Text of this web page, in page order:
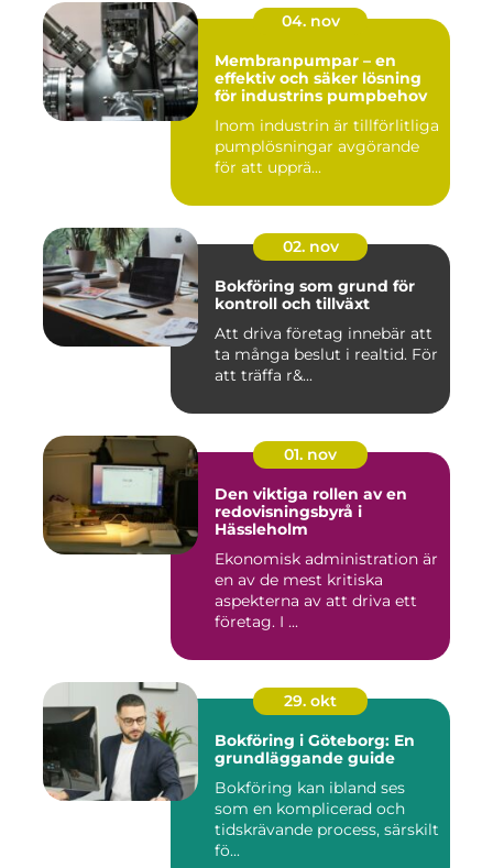
04. nov
Membranpumpar – en
effektiv och säker lösning
för industrins pumpbehov
Inom industrin är tillförlitliga
pumplösningar avgörande
för att upprä...
02. nov
Bokföring som grund för
kontroll och tillväxt
Att driva företag innebär att
ta många beslut i realtid. För
att träffa r&...
01. nov
Den viktiga rollen av en
redovisningsbyrå i
Hässleholm
Ekonomisk administration är
en av de mest kritiska
aspekterna av att driva ett
företag. I ...
29. okt
Bokföring i Göteborg: En
grundläggande guide
Bokföring kan ibland ses
som en komplicerad och
tidskrävande process, särskilt
fö...